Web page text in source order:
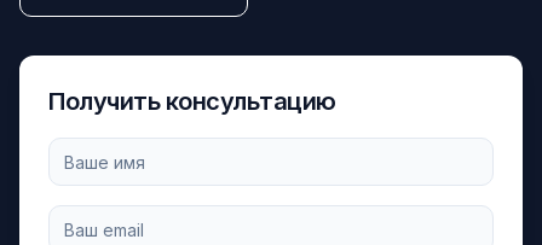
Получить консультацию